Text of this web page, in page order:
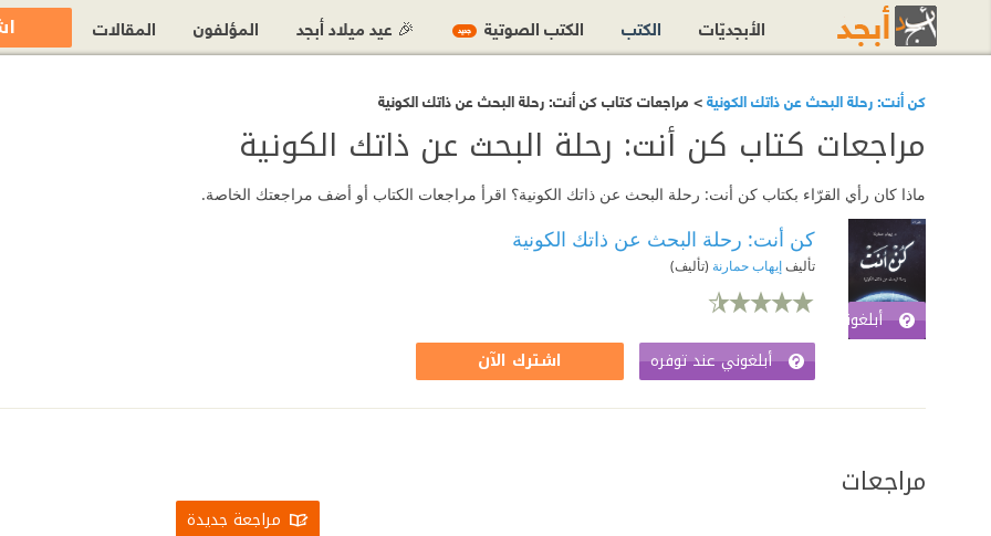
كن أنت: رحلة البحث عن ذاتك الكونية> مراجعات كتاب كن أنت: رحلة البحث عن ذاتك الكونية
مراجعات كتاب كن أنت: رحلة البحث عن ذاتك الكونية
ماذا كان رأي القرّاء بكتاب كن أنت: رحلة البحث عن ذاتك الكونية؟ اقرأ مراجعات الكتاب أو أضف مراجعتك الخاصة.
أبلغوني عند توفرهاشترك الآن
كن أنت: رحلة البحث عن ذاتك الكونية
تأليفإيهاب حمارنة (تأليف)
أبلغوني عند توفره اشترك الآن
مراجعات
مراجعة جديدة
الأبجديّات الكتب الكتب الصوتية جديد 🎉 عيد ميلاد أبجد المؤلفون المقالات